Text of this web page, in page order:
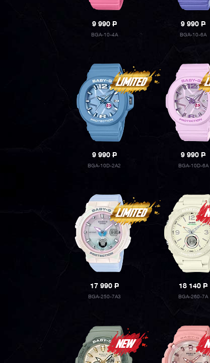
9 990P
BGA-10-4A
9 990P
BGA-10-6A
9 990P
BGA-10D-2A2
9 990P
BGA-10D-6A
17 990P
BGA-250-7A3
18 140P
BGA-260-7A